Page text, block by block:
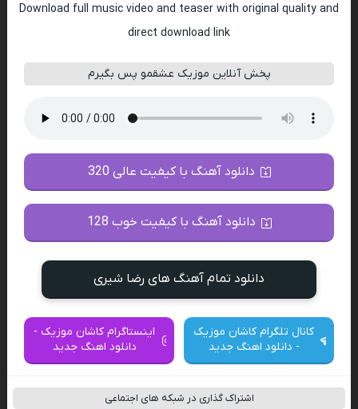
Download full music video and teaser with original quality and
direct download link
پخش آنلاین موزیک عشقمو پس بگیرم
دانلود آهنگ با کیفیت عالی 320
دانلود آهنگ با کیفیت خوب 128
دانلود تمام آهنگ های رضا شیری
کانال تلگرام کاشان موزیک
- دانلود اهنگ جدید
اینستاگرام کاشان موزیک -
دانلود اهنگ جدید
اشتراک گذاری در شبکه های اجتماعی